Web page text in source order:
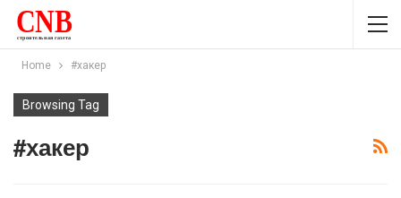
Home #хакер
Browsing Tag
#хакер